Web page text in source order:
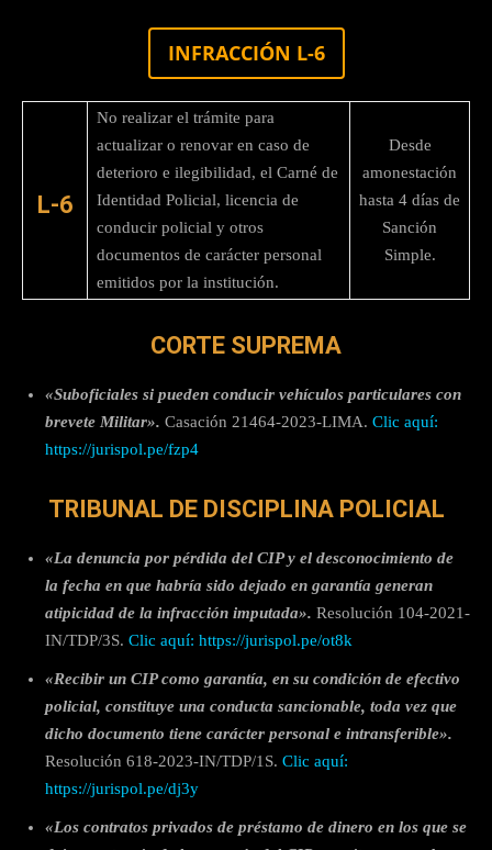
INFRACCIÓN L-6
L-6
No realizar el trámite para
actualizar o renovar en caso de
deterioro e ilegibilidad, el Carné de
Identidad Policial, licencia de
conducir policial y otros
documentos de carácter personal
emitidos por la institución.
Desde
amonestación
hasta 4 días de
Sanción
Simple.
CORTE SUPREMA
«Suboficiales si pueden conducir vehículos particulares con
brevete Militar». Casación 21464-2023-LIMA. Clic aquí:
https://jurispol.pe/fzp4
TRIBUNAL DE DISCIPLINA POLICIAL
«La denuncia por pérdida del CIP y el desconocimiento de
la fecha en que habría sido dejado en garantía generan
atipicidad de la infracción imputada». Resolución 104-2021-
IN/TDP/3S. Clic aquí: https://jurispol.pe/ot8k
«Recibir un CIP como garantía, en su condición de efectivo
policial, constituye una conducta sancionable, toda vez que
dicho documento tiene carácter personal e intransferible».
Resolución 618-2023-IN/TDP/1S. Clic aquí:
https://jurispol.pe/dj3y
«Los contratos privados de préstamo de dinero en los que se